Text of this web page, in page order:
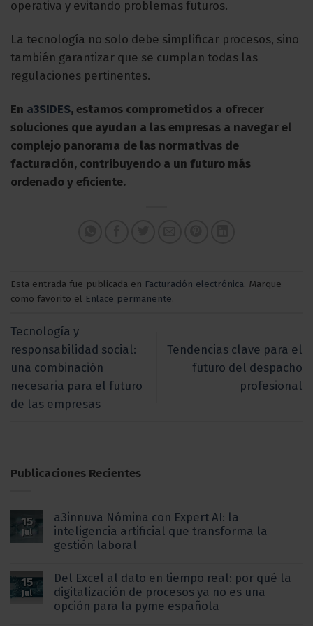
operativa y evitando problemas futuros.
La tecnología no solo debe simplificar procesos, sino
también garantizar que se cumplan todas las
regulaciones pertinentes.
En a3SIDES, estamos comprometidos a ofrecer
soluciones que ayudan a las empresas a navegar el
complejo panorama de las normativas de
facturación, contribuyendo a un futuro más
ordenado y eficiente.
Esta entrada fue publicada en Facturación electrónica. Marque
como favorito el Enlace permanente.
Tecnología y
responsabilidad social:
una combinación
necesaria para el futuro
de las empresas
Tendencias clave para el
futuro del despacho
profesional
Publicaciones Recientes
15
Jul
a3innuva Nómina con Expert AI: la
inteligencia artificial que transforma la
gestión laboral
15
Jul
Del Excel al dato en tiempo real: por qué la
digitalización de procesos ya no es una
opción para la pyme española